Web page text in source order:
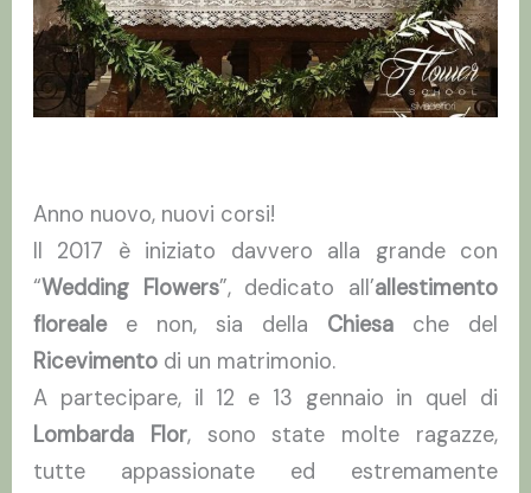
Anno nuovo, nuovi corsi!
Il 2017 è iniziato davvero alla grande con
“Wedding Flowers”, dedicato all’allestimento
florealee non, sia della Chiesache del
Ricevimento di un matrimonio.
A partecipare, il 12 e 13 gennaio in quel di
Lombarda Flor, sono state molte ragazze,
tutte appassionate ed estremamente